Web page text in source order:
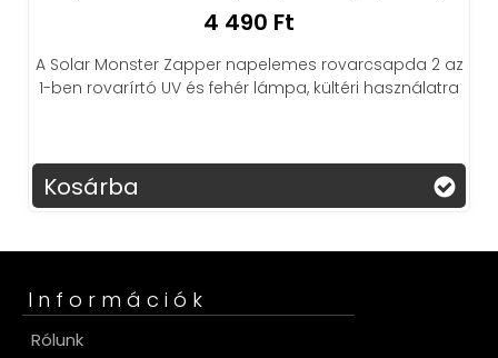
4 490 Ft
A Solar Monster Zapper napelemes rovarcsapda 2 az
1-ben rovarírtó UV és fehér lámpa, kültéri használatra
Kosárba
Információk
Rólunk